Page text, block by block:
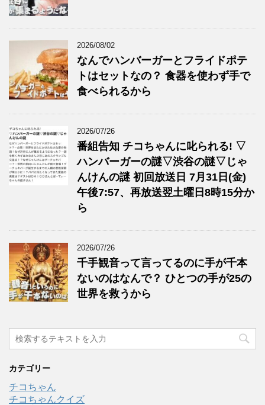
2026/08/02
なんでハンバーガーとフライドポテ
トはセットなの？ 食器を使わず手で
食べられるから
2026/07/26
番組告知 チコちゃんに叱られる! ▽
ハンバーガーの謎▽渋谷の謎▽じゃ
んけんの謎 初回放送日 7月31日(金)
午後7:57、再放送翌土曜日8時15分か
ら
2026/07/26
千手観音って言ってるのに手が千本
ないのはなんで？ ひとつの手が25の
世界を救うから
カテゴリー
チコちゃん
チコちゃんクイズ